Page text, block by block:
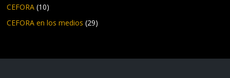
CEFORA (10)
CEFORA en los medios (29)